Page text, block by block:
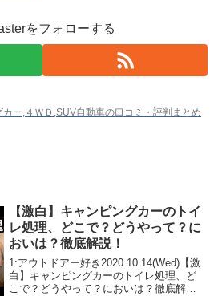
をフォローする
ー,４ＷＤ,SUV自動車の口コミ・評判まとめ
【激白】キャンピングカーのトイ
レ処理、どこで？どうやって？に
おいは？徹底解説！
1:アウトドアー好き2020.10.14(Wed)【激
白】キャンピングカーのトイレ処理、ど
こで？どうやって？においは？徹底解